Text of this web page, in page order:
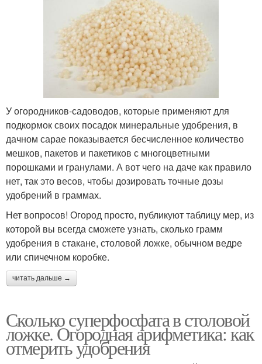
У огородников-садоводов, которые применяют для
подкормок своих посадок минеральные удобрения, в
дачном сарае показывается бесчисленное количество
мешков, пакетов и пакетиков с многоцветными
порошками и гранулами. А вот чего на даче как правило
нет, так это весов, чтобы дозировать точные дозы
удобрений в граммах.
Нет вопросов! Огород просто, публикуют таблицу мер, из
которой вы всегда сможете узнать, сколько грамм
удобрения в стакане, столовой ложке, обычном ведре
или спичечном коробке.
читать дальше →
Сколько суперфосфата в столовой
ложке. Огородная арифметика: как
отмерить удобрения